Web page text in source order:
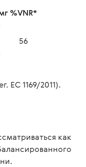
%VNR*
56
ЕС 1169/2011).
как